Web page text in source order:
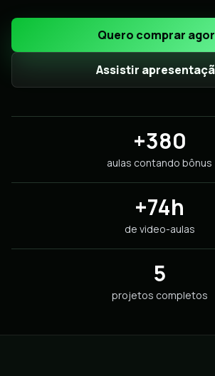
Quero comprar
Assistir
+380
aulas contando bônus
+74h
de video-aulas
5
projetos completos